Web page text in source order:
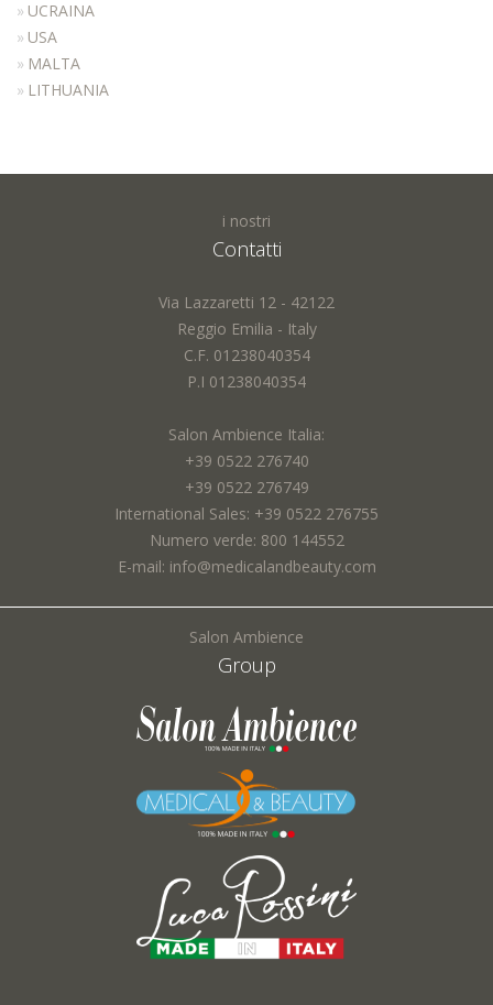
UCRAINA
USA
MALTA
LITHUANIA
i nostri
Contatti
Via Lazzaretti 12 - 42122
Reggio Emilia - Italy
C.F. 01238040354
P.I 01238040354
Salon Ambience Italia:
+39 0522 276740
+39 0522 276749
International Sales: +39 0522 276755
Numero verde: 800 144552
E-mail: info@medicalandbeauty.com
Salon Ambience
Group